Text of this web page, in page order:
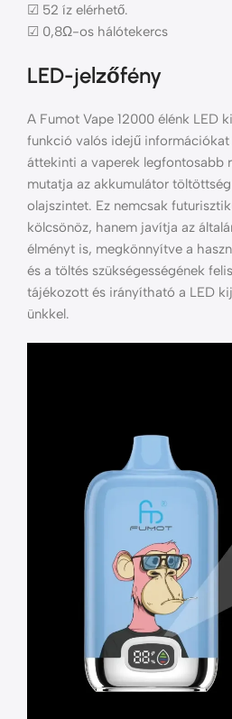
☑ 52 íz elérhető.
☑ 0,8Ω-os hálótekercs
LED-jelzőfény
A Fumot Vape 12000 élénk LED
funkció valós idejű információkat
áttekinti a vaperek legfontosabb
mutatja az akkumulátor
olajszintet. Ez nemcsak
kölcsönöz, hanem javítja az
élményt is, megkönnyítve a
és a töltés szükségességének
tájékozott és irányítható a LED
ünkkel.